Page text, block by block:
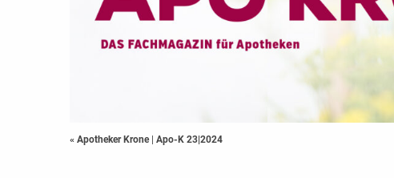
« Apotheker Krone | Apo-K 23|2024